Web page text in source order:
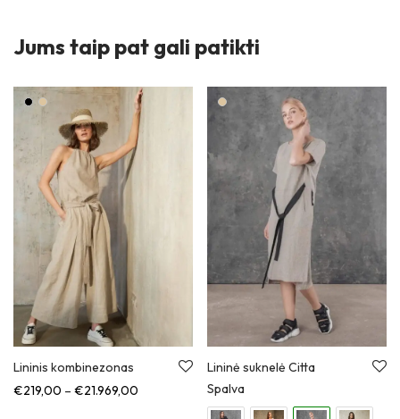
Jums taip pat gali patikti
Lininis kombinezonas
€219,00 – €21.969,00 Kainų diapazonas: nuo €219,00 iki €21.969,00
Lininė suknelė Citta
Spalva